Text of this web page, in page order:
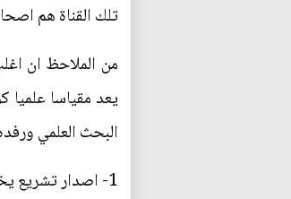
تلك القناة هم
من الملاحظ ان
يعد مقياسا
البحث العلمي
1- اصدار تشريع يخدم طموح الخريج العراقي في نيل ابسط حقوقه وهو القبول في حقل الدراسات العليا دون شرط المعدل والعمر.